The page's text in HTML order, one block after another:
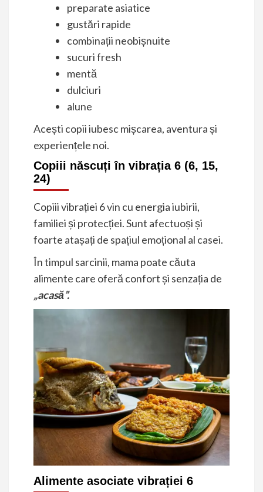
preparate asiatice
gustări rapide
combinații neobișnuite
sucuri fresh
mentă
dulciuri
alune
Acești copii iubesc mișcarea, aventura și
experiențele noi.
Copiii născuți în vibrația 6 (6, 15,
24)
Copiii vibrației 6 vin cu energia iubirii,
familiei și protecției. Sunt afectuoși și
foarte atașați de spațiul emoțional al casei.
În timpul sarcinii, mama poate căuta
alimente care oferă confort și senzația de
„acasă”.
Alimente asociate vibrației 6